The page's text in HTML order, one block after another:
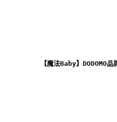
【魔法Baby】